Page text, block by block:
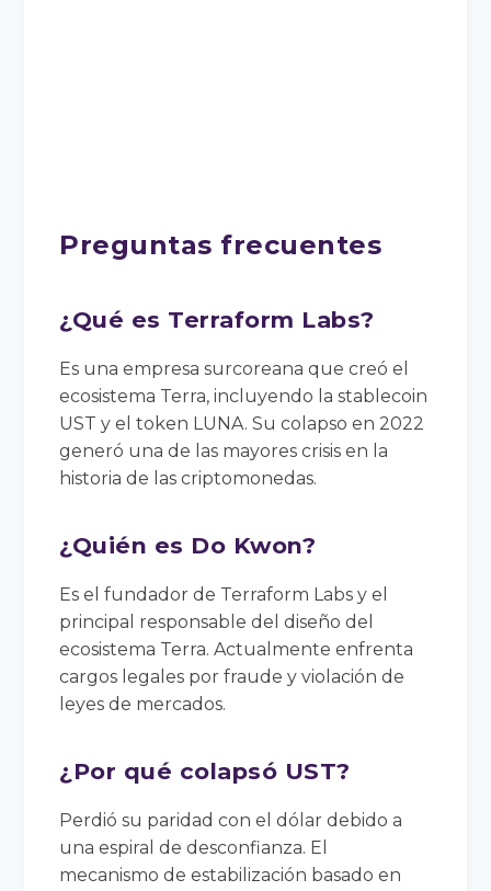
Preguntas frecuentes
¿Qué es Terraform Labs?
Es una empresa surcoreana que creó el
ecosistema Terra, incluyendo la stablecoin
UST y el token LUNA. Su colapso en 2022
generó una de las mayores crisis en la
historia de las criptomonedas.
¿Quién es Do Kwon?
Es el fundador de Terraform Labs y el
principal responsable del diseño del
ecosistema Terra. Actualmente enfrenta
cargos legales por fraude y violación de
leyes de mercados.
¿Por qué colapsó UST?
Perdió su paridad con el dólar debido a
una espiral de desconfianza. El
mecanismo de estabilización basado en